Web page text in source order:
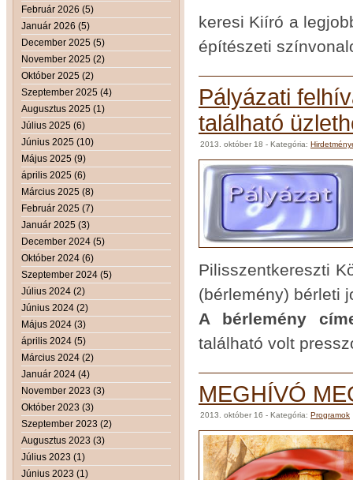
Február 2026 (5)
Január 2026 (5)
December 2025 (5)
November 2025 (2)
Október 2025 (2)
Szeptember 2025 (4)
Augusztus 2025 (1)
Július 2025 (6)
Június 2025 (10)
Május 2025 (9)
április 2025 (6)
Március 2025 (8)
Február 2025 (7)
Január 2025 (3)
December 2024 (5)
Október 2024 (6)
Szeptember 2024 (5)
Július 2024 (2)
Június 2024 (2)
Május 2024 (3)
április 2024 (5)
Március 2024 (2)
Január 2024 (4)
November 2023 (3)
Október 2023 (3)
Szeptember 2023 (2)
Augusztus 2023 (3)
Július 2023 (1)
Június 2023 (1)
keresi Kiíró a
építészeti
Pályázati
található
2013. október 18 - Kategória:
Pilisszentkereszti
(bérlemény) bérleti
A bérlemény
található volt
MEGHÍVÓ
2013. október 16 - Kategória: Programok